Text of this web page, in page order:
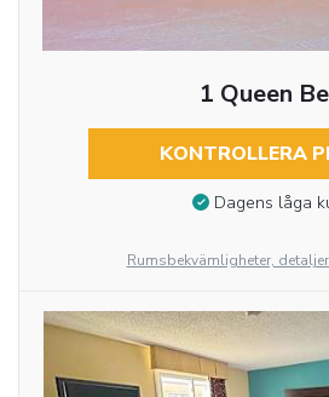
1 Queen
KONTROLLERA
Dagens låga
Rumsbekvämligheter,